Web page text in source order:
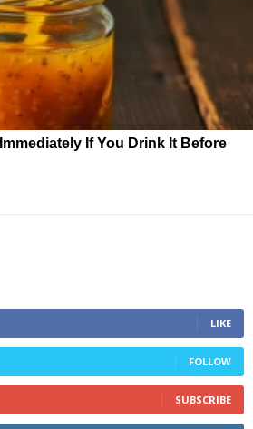
If You Drink It Before
LIKE
FOLLOW
SUBSCRIBE